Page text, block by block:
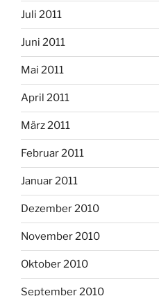
Juli 2011
Juni 2011
Mai 2011
April 2011
März 2011
Februar 2011
Januar 2011
Dezember 2010
November 2010
Oktober 2010
September 2010